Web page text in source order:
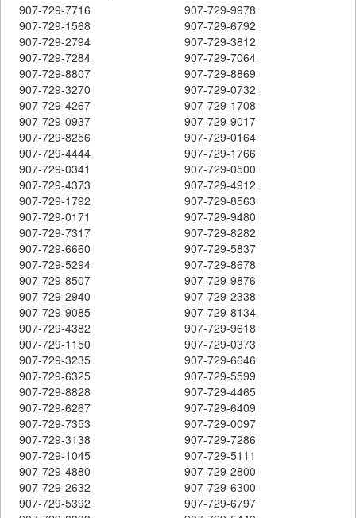
907-729-7716
907-729-9978
907-729-1568
907-729-6792
907-729-2794
907-729-3812
907-729-7284
907-729-7064
907-729-8807
907-729-8869
907-729-3270
907-729-0732
907-729-4267
907-729-1708
907-729-0937
907-729-9017
907-729-8256
907-729-0164
907-729-4444
907-729-1766
907-729-0341
907-729-0500
907-729-4373
907-729-4912
907-729-1792
907-729-8563
907-729-0171
907-729-9480
907-729-7317
907-729-8282
907-729-6660
907-729-5837
907-729-5294
907-729-8678
907-729-8507
907-729-9876
907-729-2940
907-729-2338
907-729-9085
907-729-8134
907-729-4382
907-729-9618
907-729-1150
907-729-0373
907-729-3235
907-729-6646
907-729-6325
907-729-5599
907-729-8828
907-729-4465
907-729-6267
907-729-6409
907-729-7353
907-729-0097
907-729-3138
907-729-7286
907-729-1045
907-729-5111
907-729-4880
907-729-2800
907-729-2632
907-729-6300
907-729-5392
907-729-6797